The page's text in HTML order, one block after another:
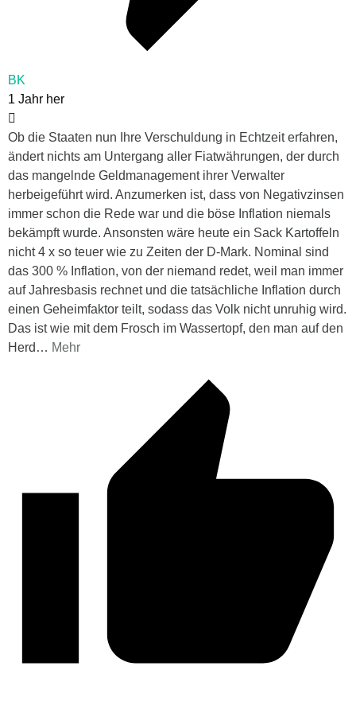
BK
1 Jahr her
Ob die Staaten nun Ihre Verschuldung in Echtzeit erfahren,
ändert nichts am Untergang aller Fiatwährungen, der durch
das mangelnde Geldmanagement ihrer Verwalter
herbeigeführt wird. Anzumerken ist, dass von Negativzinsen
immer schon die Rede war und die böse Inflation niemals
bekämpft wurde. Ansonsten wäre heute ein Sack Kartoffeln
nicht 4 x so teuer wie zu Zeiten der D-Mark. Nominal sind
das 300 % Inflation, von der niemand redet, weil man immer
auf Jahresbasis rechnet und die tatsächliche Inflation durch
einen Geheimfaktor teilt, sodass das Volk nicht unruhig wird.
Das ist wie mit dem Frosch im Wassertopf, den man auf den
Herd … Mehr